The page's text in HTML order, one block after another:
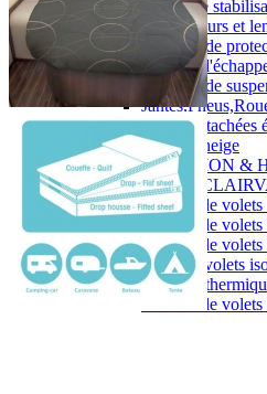
Vérins de
Rétroviseurs et
Bavettes de
Embout
Renforts de
Pièces détachées
Chaînes neige
ISOLATION &
Gamme
Gamme de
Gamme de
Gamme de
Rideaux volets
Isolation
Gamme de